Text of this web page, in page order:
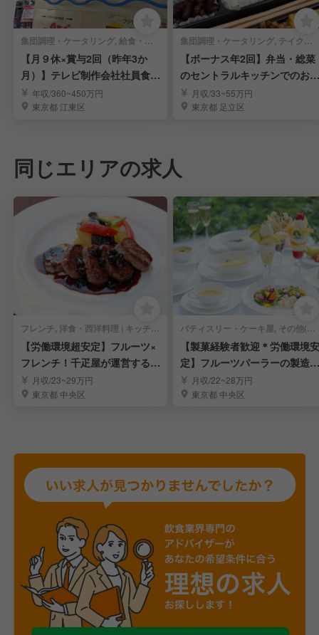
集団調理・ケータリング, 給食・社員食堂・介護・病院 | キッチンスタッフ
【月９休×賞与2回（昨年3か
月）】テレビ制作会社社員食堂
の調理スタッフ！
年収/360~450万円
東京都 江東区
集団調理・ケータリング, テイクアウト・惣菜・弁当屋 | キッチンスタッフ
【ボーナス年2回】弁当・総菜
のセントラルキッチンでのお仕
事 月収/33~55万円
東京都 足立区
同じエリアの求人
フレンチ, 洋食・西洋料理 | キッチンスタッフ
【労働環境超安定】フルーツ×
フレンチ！千疋屋が運営するレ
ストラン調理人
月収/23~29万円
東京都 中央区
パティスリー・ケーキ屋, その他(料理ジャンル) | キッチンスタッフ
【製菓経験者歓迎＊労働環境安
定】フルーツパーラーの製造・
調理スタッフ募集
月収/22~28万円
東京都 中央区